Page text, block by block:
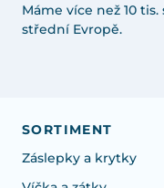
Máme více než 10
střední Evropě.
SORTIMENT
Záslepky a krytky